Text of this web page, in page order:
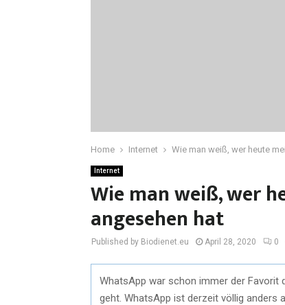
Home Internet Wie man weiß, wer heute
Internet
Wie man weiß, wer
angesehen hat
Published by Biodienet.eu April 28, 2020 0
WhatsApp war schon immer der
geht. WhatsApp ist derzeit völlig anders